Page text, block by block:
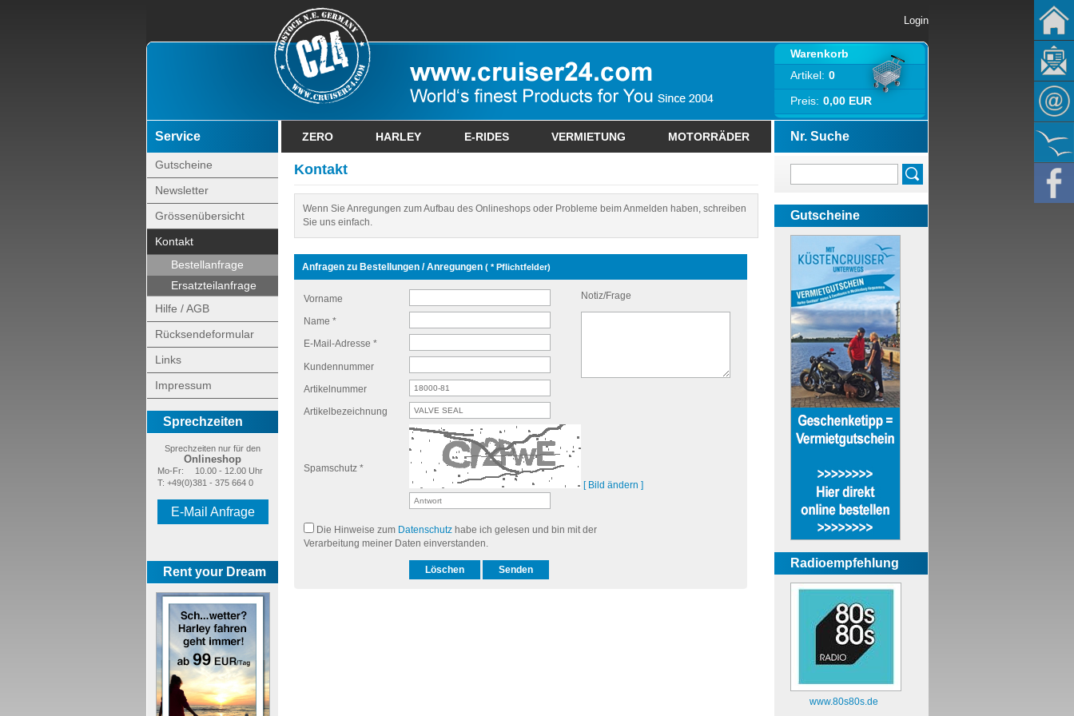
Login
Warenkorb
Artikel: 0
Preis: 0,00 EUR
Service
Gutscheine
Newsletter
Grössenübersicht
Kontakt
Bestellanfrage
Ersatzteilanfrage
Hilfe / AGB
Rücksendeformular
Links
Impressum
Sprechzeiten
Sprechzeiten nur für den
Onlineshop
Mo-Fr:
10.00 - 12.00 Uhr
T: +49(0)381 - 375 664 0
E-Mail Anfrage
Rent your Dream
ZERO HARLEY E-RIDES VERMIETUNG MOTORRÄDER
Kontakt
Wenn Sie Anregungen zum Aufbau des Onlineshops oder Probleme beim Anmelden haben, schreiben
Sie uns einfach.
Anfragen zu Bestellungen / Anregungen ( * Pflichtfelder)
Vorname Notiz/Frage
Name *
E-Mail-Adresse *
Kundennummer
Artikelnummer
Artikelbezeichnung
Spamschutz *
[ Bild ändern ]
Die Hinweise zum Datenschutzhabe ich gelesen und bin mit der
Verarbeitung meiner Daten einverstanden.
Nr. Suche
Gutscheine
Radioempfehlung
www.80s80s.de